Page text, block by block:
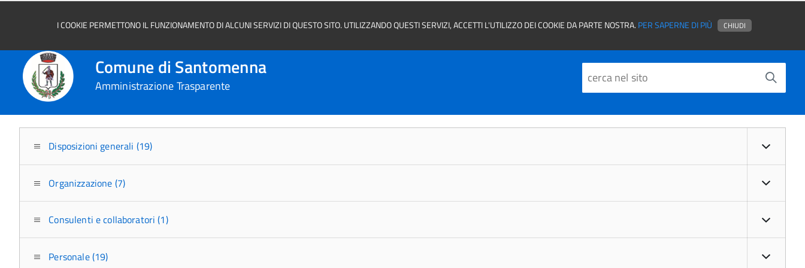
Comune di Santomenna
Amministrazione Trasparente
Disposizioni generali (19)
Organizzazione (7)
Consulenti e collaboratori (1)
Personale (19)
I COOKIE PERMETTONO IL FUNZIONAMENTO DI ALCUNI SERVIZI DI QUESTO SITO. UTILIZZANDO QUESTI SERVIZI, ACCETTI L'UTILIZZO DEI COOKIE DA PARTE NOSTRA. PER SAPERNE DI PIÙ CHIUDI